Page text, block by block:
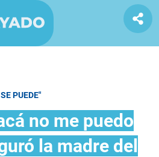
PUEDE"
no me puedo
la madre del